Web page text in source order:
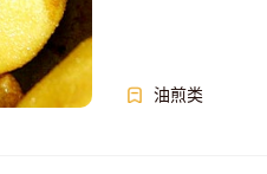
油煎类